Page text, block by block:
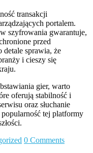
transakcji
portalem.
szyfrowania gwarantuje,
przed
detale sprawia, że
i cieszy się
gier, warto
oferują stabilność i
oraz słuchanie
popularność tej platformy
0 Comments